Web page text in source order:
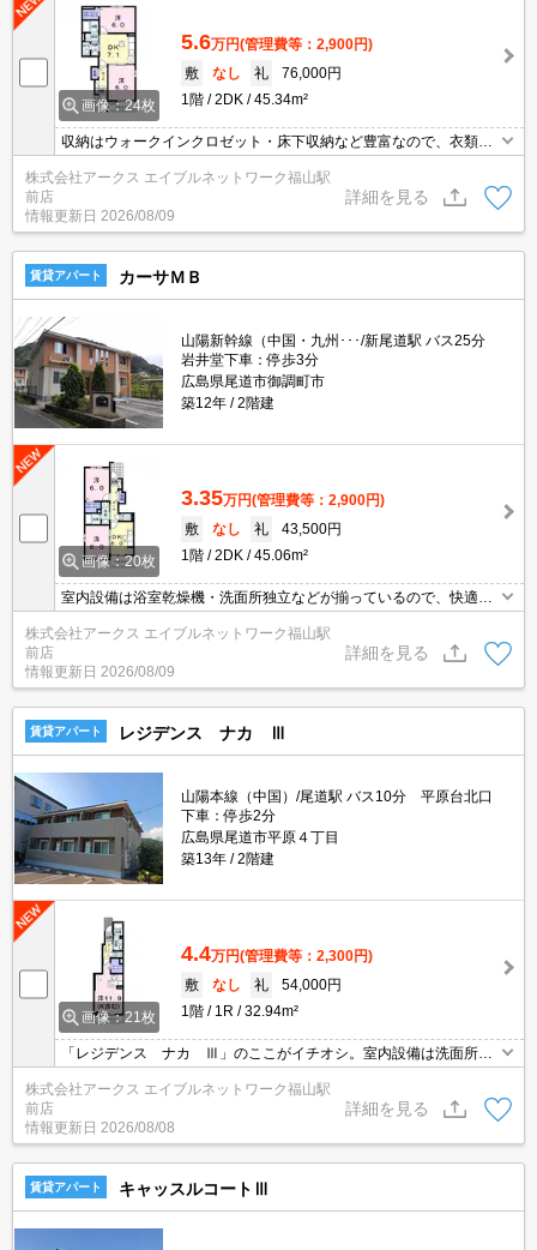
画像：24枚
5.6万円(管理費等：2,900円)
敷
なし 礼
76,000円
1階
2DK 45.34m²
収納はウォークインクロゼット・床下収納など豊富なので、衣類や
履き物の整理がしやすく便利です。モニターで来訪者を確認し、イ
ンターホンを通じて室内から会話することができます。室内設備は
浴室乾燥機・洗面所独立など大変充実しております。暑い日も寒い
日も使えるエアコンが付いており、空調管理に便利。
株式会社アークス エイブルネットワーク福山駅
前店
情報更新日 2026/08/09
詳細を見る
賃貸アパート カーサＭＢ
山陽新幹線（中国・九州･･･/新尾道駅 バス25分
岩井堂下車：停歩3分
広島県尾道市御調町市
築12年
2階建
画像：20枚
3.35万円(管理費等：2,900円)
敷
なし 礼
43,500円
1階
2DK 45.06m²
室内設備は浴室乾燥機・洗面所独立などが揃っているので、快適に
過ごしやすいお部屋になります。来客時にはTVインターホンで訪問
者の顔を確認することができるので防犯対策につながります。収納
はウォークインクロゼット・床下収納などが備え付けられているの
で、衣類や日用品の収納に重宝します。駐輪場が併設されている物
件です。
株式会社アークス エイブルネットワーク福山駅
前店
情報更新日 2026/08/09
詳細を見る
賃貸アパート レジデンス ナカ Ⅲ
山陽本線（中国）/尾道駅 バス10分 平原台北口
下車：停歩2分
広島県尾道市平原４丁目
築13年
2階建
画像：21枚
4.4万円(管理費等：2,300円)
敷
なし 礼
54,000円
1階
1R 32.94m²
「レジデンス ナカ Ⅲ」のここがイチオシ。室内設備は洗面所独
立・浴室乾燥機などが揃っているので、快適に過ごしやすいお部屋
になります。収納はウォークインクロゼット・床下収納など豊富な
ので、広々と空間を利用することも可能です。雨が続いてジメジメ
していてもエアコンが付いていれば快適に過ごせます。
株式会社アークス エイブルネットワーク福山駅
前店
情報更新日 2026/08/08
詳細を見る
賃貸アパート キャッスルコートⅢ